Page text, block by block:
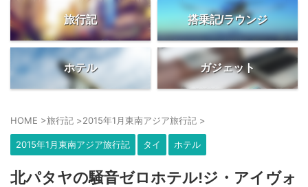
旅行記 搭乗記/ラウンジ
ホテル ガジェット
HOME >旅行記 >2015年1月東南アジア旅行記 >
2015年1月東南アジア旅行記 タイ ホテル
北パタヤの騒音ゼロホテル!ジ・アイヴォ